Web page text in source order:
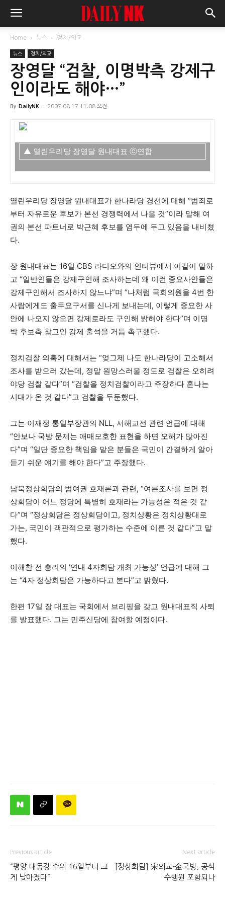
Home 뉴스 정치/외교
뉴스 정치/외교
장영달 “검찰, 이명박측 강제구
인이라도 해야…”
By DailyNK - 2007.08.17 11:08 오전
▲ 열린우리당 장영달 원내대표 ⓒ연합
열린우리당 장영달 원내대표가 한나라당 경선에 대해 “범죄로
부터 자유로운 후보가 본선 경쟁력에서 나을 것”이라 말해 여
권의 본선 파트너로 박근혜 후보를 염두에 두고 있음을 내비쳤
다.
장 원내대표는 16일 CBS 라디오와의 인터뷰에서 이같이 말하
고 “일반인들은 강제구인해 조사하는데 왜 이런 중요사안들은
강제구인해서 조사하지 않느냐”며 “나처럼 국회의원을 4번 한
사람에게도 출두요구서를 신나게 보내는데, 이렇게 중요한 사
안에 나오지 않으면 강제로라도 구인해 밝혀야 한다”며 이명
박 후보측 참고인 강제 출석을 거듭 촉구했다.
정치검찰 의혹에 대해서는 “엊그제 나도 한나라당이 고소해서
조사를 받으러 갔는데, 정말 원망스러울 정도로 검찰은 오히려
야당 검찰 같다”며 “검찰을 정치검찰이라고 주장하다 혼나는
시대가 온 것 같다”고 검찰을 두둔했다.
그는 이재정 통일부장관의 NLL, 서해교전 관련 언급에 대해
“안보나 국방 문제는 애매모호한 표현을 하면 오해가 많아진
다”며 “일단 중요한 책임을 맡은 분들은 국민이 간결하게 알아
듣기 쉬운 얘기를 해야 한다”고 주장했다.
남북정상회담의 범여권 호재론과 관련, “여론조사를 보면 정
상회담이 어느 정당에 특별히 호재라는 가능성은 적은 것 같
다”며 “정상회담은 정상회담이고, 정치상황은 정치상황대로
가는, 국민이 객관적으로 평가하는 수준에 이른 것 같다”고 말
했다.
이해찬 전 총리의 ‘연내 4자회담 개최 가능성’ 언급에 대해 그
는 “4자 정상회담은 가능하다고 본다”고 밝혔다.
한편 17일 장 대표는 국회에서 브리핑을 갖고 원내대표직 사퇴
를 발표했다. 그는 민주신당에 참여할 예정이다.
Previous article
“평양 대동강 수위 16일부터 크
게 낮아졌다”
Next article
[정상회담] 宋외교-金국방, 공식
수행원 포함되나